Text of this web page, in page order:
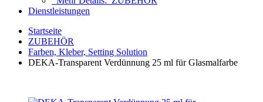
Dienstleistungen
Startseite
ZUBEHÖR
Farben, Kleber, Setting Solution
DEKA-Transparent Verdünnung 25 ml für Glasmalfarbe